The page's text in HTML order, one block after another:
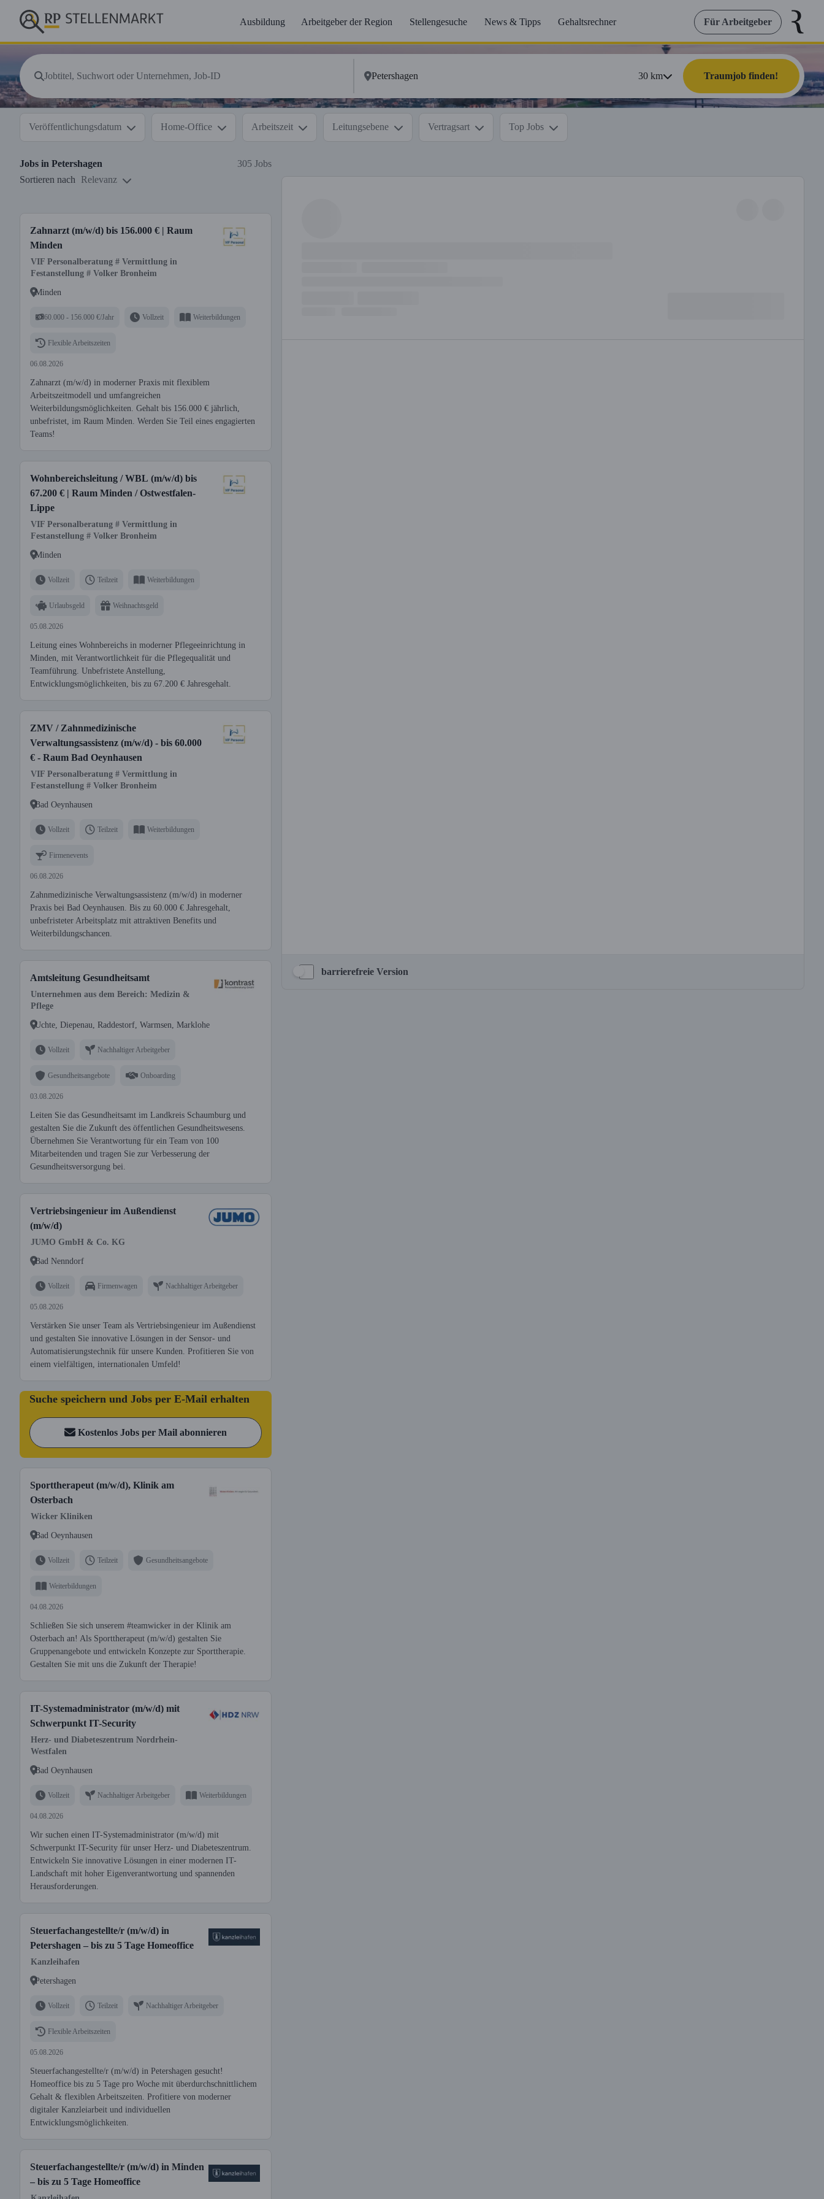
Ausbildung Arbeitgeber der Region Stellengesuche News & Tipps Gehaltsrechner Für Arbeitgeber
30km Traumjob finden!
Veröffentlichungsdatum Home-Office Arbeitszeit Leitungsebene Vertragsart Top Jobs
Jobs in Petershagen
305 Jobs
Sortieren nach
Relevanz
Zahnarzt (m/w/d) bis 156.000 € | Raum
Minden
VIF Personalberatung # Vermittlung in
Festanstellung # Volker Bronheim
Minden
60.000 - 156.000 €/Jahr Vollzeit Weiterbildungen
Flexible Arbeitszeiten
06.08.2026
Zahnarzt (m/w/d) in moderner Praxis mit flexiblem
Arbeitszeitmodell und umfangreichen
Weiterbildungsmöglichkeiten. Gehalt bis 156.000 € jährlich,
unbefristet, im Raum Minden. Werden Sie Teil eines engagierten
Teams!
Wohnbereichsleitung / WBL (m/w/d) bis
67.200 € | Raum Minden / Ostwestfalen-
Lippe
VIF Personalberatung # Vermittlung in
Festanstellung # Volker Bronheim
Minden
Vollzeit Teilzeit Weiterbildungen
Urlaubsgeld Weihnachtsgeld
05.08.2026
Leitung eines Wohnbereichs in moderner Pflegeeinrichtung in
Minden, mit Verantwortlichkeit für die Pflegequalität und
Teamführung. Unbefristete Anstellung,
Entwicklungsmöglichkeiten, bis zu 67.200 € Jahresgehalt.
ZMV / Zahnmedizinische
Verwaltungsassistenz (m/w/d) - bis 60.000
€ - Raum Bad Oeynhausen
VIF Personalberatung # Vermittlung in
Festanstellung # Volker Bronheim
Bad Oeynhausen
Vollzeit Teilzeit Weiterbildungen
Firmenevents
06.08.2026
Zahnmedizinische Verwaltungsassistenz (m/w/d) in moderner
Praxis bei Bad Oeynhausen. Bis zu 60.000 € Jahresgehalt,
unbefristeter Arbeitsplatz mit attraktiven Benefits und
Weiterbildungschancen.
Amtsleitung Gesundheitsamt
Unternehmen aus dem Bereich: Medizin &
Pflege
Uchte, Diepenau, Raddestorf, Warmsen, Marklohe
Vollzeit Nachhaltiger Arbeitgeber
Gesundheitsangebote Onboarding
03.08.2026
Leiten Sie das Gesundheitsamt im Landkreis Schaumburg und
gestalten Sie die Zukunft des öffentlichen Gesundheitswesens.
Übernehmen Sie Verantwortung für ein Team von 100
Mitarbeitenden und tragen Sie zur Verbesserung der
Gesundheitsversorgung bei.
Vertriebsingenieur im Außendienst
(m/w/d)
JUMO GmbH & Co. KG
Bad Nenndorf
Vollzeit Firmenwagen Nachhaltiger Arbeitgeber
05.08.2026
Verstärken Sie unser Team als Vertriebsingenieur im Außendienst
und gestalten Sie innovative Lösungen in der Sensor- und
Automatisierungstechnik für unsere Kunden. Profitieren Sie von
einem vielfältigen, internationalen Umfeld!
Suche speichern und Jobs per E-Mail erhalten
Kostenlos Jobs per Mail abonnieren
Sporttherapeut (m/w/d), Klinik am
Osterbach
Wicker Kliniken
Bad Oeynhausen
Vollzeit Teilzeit Gesundheitsangebote
Weiterbildungen
04.08.2026
Schließen Sie sich unserem #teamwicker in der Klinik am
Osterbach an! Als Sporttherapeut (m/w/d) gestalten Sie
Gruppenangebote und entwickeln Konzepte zur Sporttherapie.
Gestalten Sie mit uns die Zukunft der Therapie!
IT-Systemadministrator (m/w/d) mit
Schwerpunkt IT-Security
Herz- und Diabeteszentrum Nordrhein-
Westfalen
Bad Oeynhausen
Vollzeit Nachhaltiger Arbeitgeber Weiterbildungen
04.08.2026
Wir suchen einen IT-Systemadministrator (m/w/d) mit
Schwerpunkt IT-Security für unser Herz- und Diabeteszentrum.
Entwickeln Sie innovative Lösungen in einer modernen IT-
Landschaft mit hoher Eigenverantwortung und spannenden
Herausforderungen.
Steuerfachangestellte/r (m/w/d) in
Petershagen – bis zu 5 Tage Homeoffice
Kanzleihafen
Petershagen
Vollzeit Teilzeit Nachhaltiger Arbeitgeber
Flexible Arbeitszeiten
05.08.2026
Steuerfachangestellte/r (m/w/d) in Petershagen gesucht!
Homeoffice bis zu 5 Tage pro Woche mit überdurchschnittlichem
Gehalt & flexiblen Arbeitszeiten. Profitiere von moderner
digitaler Kanzleiarbeit und individuellen
Entwicklungsmöglichkeiten.
Steuerfachangestellte/r (m/w/d) in Minden
– bis zu 5 Tage Homeoffice
barrierefreie Version